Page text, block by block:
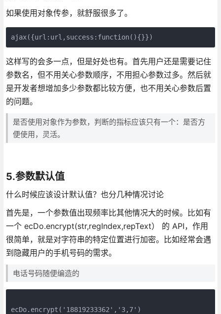
如果使用对象传参，就舒服很多了。
ajax({url:url,success:function(){}})
这样写的会多一点，但是好处也有。首先用户还是需要记住
参数名，但不用关心参数顺序，不用担心参数过多。然后就
是开发者想增加多少参数都比较方便，也不用关心参数后置
的问题。
是否使用对象作为参数，判断的指标应该只有一个：是否方
便使用，灵活。
5.参数默认值
什么时候应该设计默认值？也分几种情况讨论
首先是，一个参数值出现频率比其他情况大的时候。比如有
一个 ecDo.encrypt(str,regIndex,repText） 的 API，作用
很简单，就是对字符串的特定位置进行加密。比如经常会遇
到隐藏用户的手机号码的需求。
电话号码随便编造的
ecDo.encrypt('18819233362','3,7')